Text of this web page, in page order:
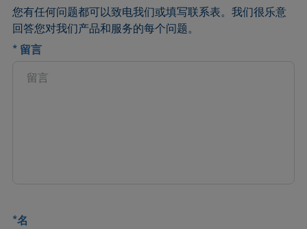
您有任何问题都可以致电我们或填写联系表。我们很乐意
回答您对我们产品和服务的每个问题。
* 留言
*名